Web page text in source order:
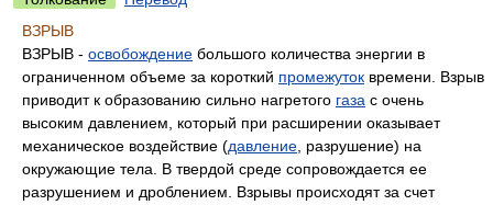
ВЗРЫВ
ВЗРЫВ - освобождение большого количества энергии в
ограниченном объеме за короткий промежуток времени. Взрыв
приводит к образованию сильно нагретого газа с очень
высоким давлением, который при расширении оказывает
механическое воздействие (давление , разрушение) на
окружающие тела. В твердой среде сопровождается ее
разрушением и дроблением. Взрывы происходят за счет